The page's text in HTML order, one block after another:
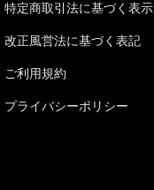
特定商取引法に基づく表示
改正風営法に基づく表記
ご利用規約
プライバシーポリシー